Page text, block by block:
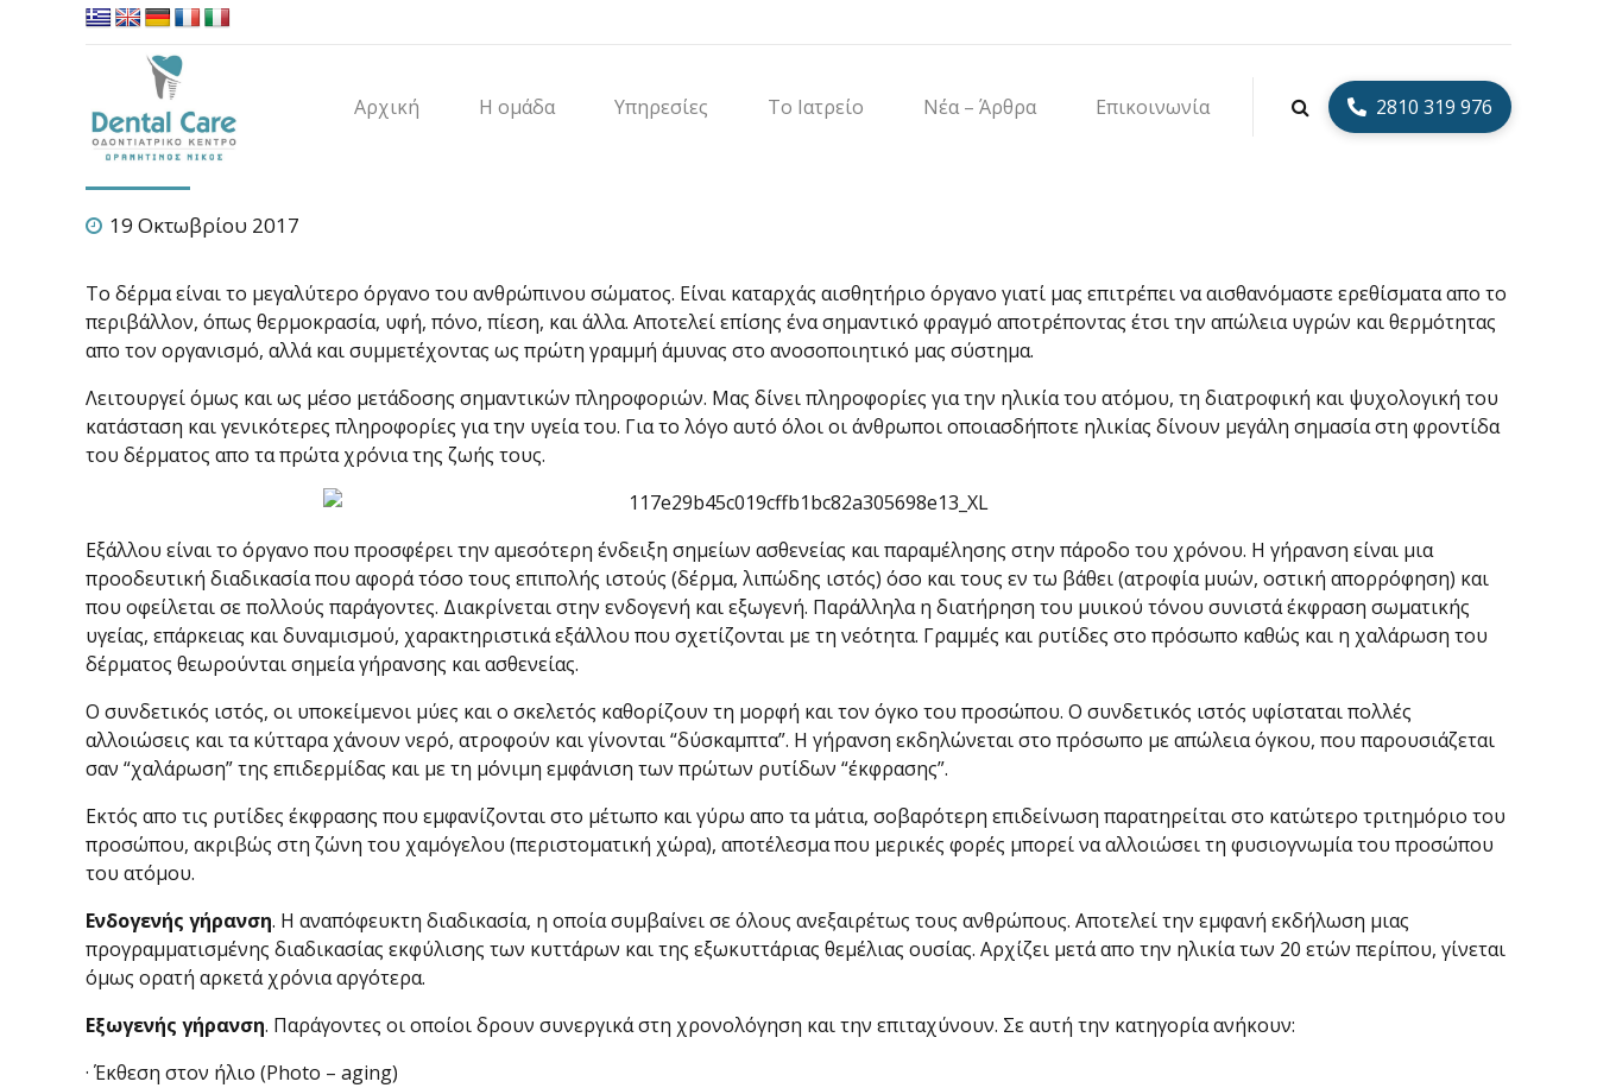
2810 319 976
Αρχική Η ομάδα Υπηρεσίες Το Ιατρείο Νέα – Άρθρα Επικοινωνία
Χωρίς κατηγορία
ΓΗΡΑΝΣΗ: ΜΙΑ ΑΠΟΛΥΤΩΣ ΦΥΣΙΟΛΟΓΙΚΗ ΔΙΑΔΙΚΑΣΙΑ
19 Οκτωβρίου 2017
Το δέρμα είναι το μεγαλύτερο όργανο του ανθρώπινου σώματος. Είναι καταρχάς αισθητήριο όργανο γιατί μας επιτρέπει να αισθανόμαστε ερεθίσματα απο το
περιβάλλον, όπως θερμοκρασία, υφή, πόνο, πίεση, και άλλα. Αποτελεί επίσης ένα σημαντικό φραγμό αποτρέποντας έτσι την απώλεια υγρών και θερμότητας
απο τον οργανισμό, αλλά και συμμετέχοντας ως πρώτη γραμμή άμυνας στο ανοσοποιητικό μας σύστημα.
Λειτουργεί όμως και ως μέσο μετάδοσης σημαντικών πληροφοριών. Μας δίνει πληροφορίες για την ηλικία του ατόμου, τη διατροφική και ψυχολογική του
κατάσταση και γενικότερες πληροφορίες για την υγεία του. Για το λόγο αυτό όλοι οι άνθρωποι οποιασδήποτε ηλικίας δίνουν μεγάλη σημασία στη φροντίδα
του δέρματος απο τα πρώτα χρόνια της ζωής τους.
Εξάλλου είναι το όργανο που προσφέρει την αμεσότερη ένδειξη σημείων ασθενείας και παραμέλησης στην πάροδο του χρόνου. Η γήρανση είναι μια
προοδευτική διαδικασία που αφορά τόσο τους επιπολής ιστούς (δέρμα, λιπώδης ιστός) όσο και τους εν τω βάθει (ατροφία μυών, οστική απορρόφηση) και
που οφείλεται σε πολλούς παράγοντες. Διακρίνεται στην ενδογενή και εξωγενή. Παράλληλα η διατήρηση του μυικού τόνου συνιστά έκφραση σωματικής
υγείας, επάρκειας και δυναμισμού, χαρακτηριστικά εξάλλου που σχετίζονται με τη νεότητα. Γραμμές και ρυτίδες στο πρόσωπο καθώς και η χαλάρωση του
δέρματος θεωρούνται σημεία γήρανσης και ασθενείας.
Ο συνδετικός ιστός, οι υποκείμενοι μύες και ο σκελετός καθορίζουν τη μορφή και τον όγκο του προσώπου. Ο συνδετικός ιστός υφίσταται πολλές
αλλοιώσεις και τα κύτταρα χάνουν νερό, ατροφούν και γίνονται “δύσκαμπτα”. Η γήρανση εκδηλώνεται στο πρόσωπο με απώλεια όγκου, που παρουσιάζεται
σαν “χαλάρωση” της επιδερμίδας και με τη μόνιμη εμφάνιση των πρώτων ρυτίδων “έκφρασης”.
Εκτός απο τις ρυτίδες έκφρασης που εμφανίζονται στο μέτωπο και γύρω απο τα μάτια, σοβαρότερη επιδείνωση παρατηρείται στο κατώτερο τριτημόριο του
προσώπου, ακριβώς στη ζώνη του χαμόγελου (περιστοματική χώρα), αποτέλεσμα που μερικές φορές μπορεί να αλλοιώσει τη φυσιογνωμία του προσώπου
του ατόμου.
Ενδογενής γήρανση. Η αναπόφευκτη διαδικασία, η οποία συμβαίνει σε όλους ανεξαιρέτως τους ανθρώπους. Αποτελεί την εμφανή εκδήλωση μιας
προγραμματισμένης διαδικασίας εκφύλισης των κυττάρων και της εξωκυττάριας θεμέλιας ουσίας. Αρχίζει μετά απο την ηλικία των 20 ετών περίπου, γίνεται
όμως ορατή αρκετά χρόνια αργότερα.
Εξωγενής γήρανση. Παράγοντες οι οποίοι δρουν συνεργικά στη χρονολόγηση και την επιταχύνουν. Σε αυτή την κατηγορία ανήκουν:
· Έκθεση στον ήλιο (Photo – aging)